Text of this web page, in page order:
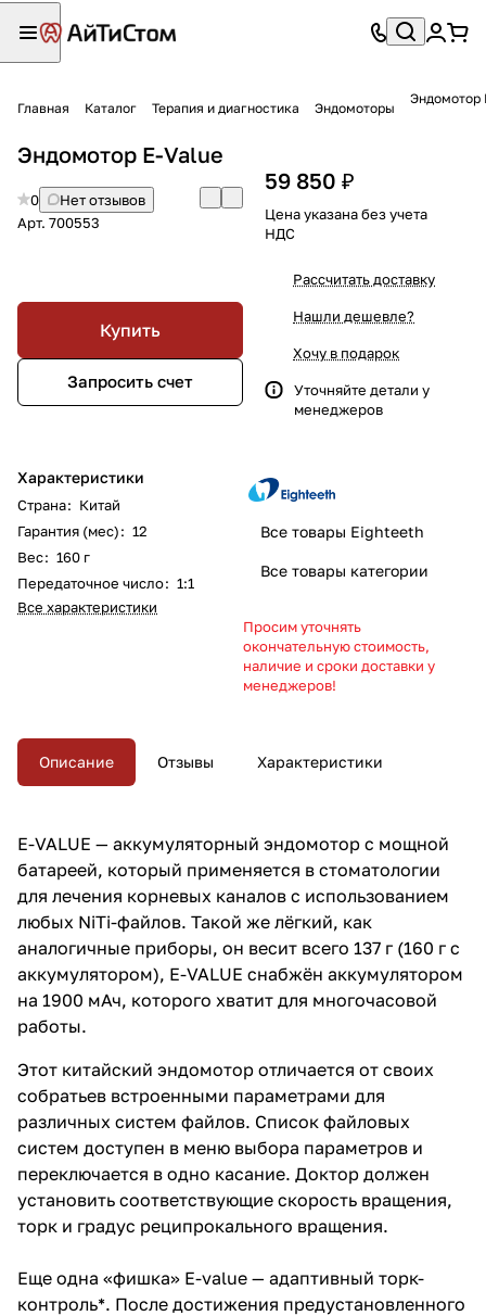
Главная Каталог Терапия и диагностика Эндомоторы
Эндомотор
Эндомотор E-Value
0
Нет отзывов
Арт. 700553
Купить
Запросить счет
Характеристики
Страна: Китай
Гарантия (мес): 12
Вес: 160 г
Передаточное число: 1:1
Все характеристики
59 850 ₽
Цена указана без учета
НДС
Рассчитать доставку
Нашли дешевле?
Хочу в подарок
Уточняйте детали у
менеджеров
Все товары Eighteeth
Все товары категории
Просим уточнять
окончательную стоимость,
наличие и сроки доставки у
менеджеров!
Описание Отзывы Характеристики
E-VALUE — аккумуляторный эндомотор с мощной
батареей, который применяется в стоматологии
для лечения корневых каналов с использованием
любых NiTi-файлов. Такой же лёгкий, как
аналогичные приборы, он весит всего 137 г (160 г с
аккумулятором), E-VALUE снабжён аккумулятором
на 1900 мАч, которого хватит для многочасовой
работы.
Этот китайский эндомотор отличается от своих
собратьев встроенными параметрами для
различных систем файлов. Список файловых
систем доступен в меню выбора параметров и
переключается в одно касание. Доктор должен
установить соответствующие скорость вращения,
торк и градус реципрокального вращения.
Еще одна «фишка» E-value — адаптивный торк-
контроль*. После достижения предустановленного